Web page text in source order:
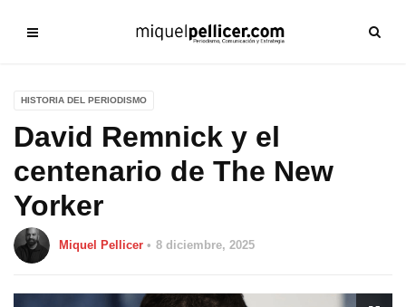
HISTORIA DEL PERIODISMO
David Remnick y el
centenario de The New
Yorker
Miquel Pellicer 8 diciembre, 2025